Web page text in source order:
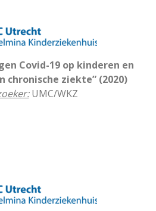
Covid-19 op kinderen en
chronische ziekte” (2020)
UMC/WKZ